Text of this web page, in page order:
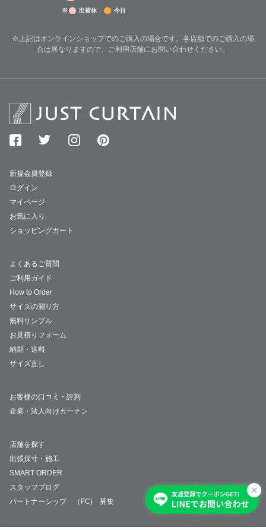
※ 出荷休 今日
※上記はオンラインショップでのご購入の場合です。各店舗でのご購入の場
合は異なりますので、ご利用店舗にお問い合わせください。
新規会員登録
ログイン
マイページ
お気に入り
ショッピングカート
よくあるご質問
ご利用ガイド
How to Order
サイズの測り方
無料サンプル
お見積りフォーム
納期・送料
サイズ直し
お客様の口コミ・評判
企業・法人向けカーテン
店舗を探す
出張採寸・施工
SMART ORDER
スタッフブログ
パートナーシップ （FC) 募集